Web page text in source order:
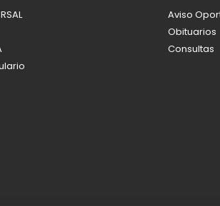
Aviso
Obituarios
Consultas